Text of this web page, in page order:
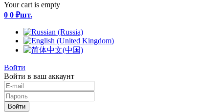
Your cart is empty
0 0 ₽шт.
Войти
Войти в ваш аккаунт
Войти